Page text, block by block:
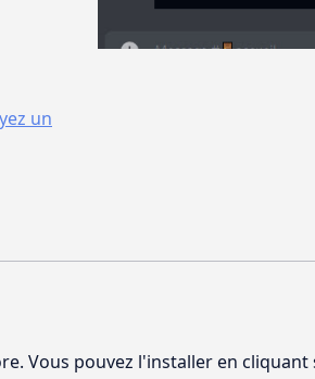
un
Vous pouvez l'installer en